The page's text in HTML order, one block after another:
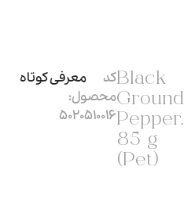
Black
Ground
Pepper,
85 g
(Pet)
کد
محصول:
5020510016
معرفی کوتاه